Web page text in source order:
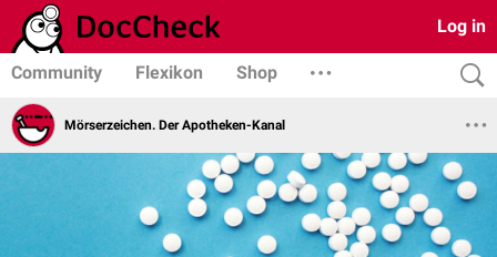
Log in
Community Flexikon Shop
Mörserzeichen. Der Apotheken-Kanal